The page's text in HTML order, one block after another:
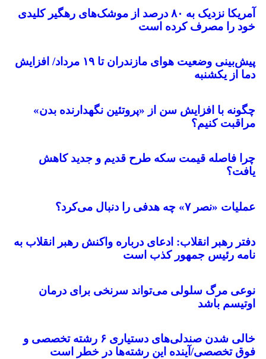
آمریکا نزدیک به ۸۰ درصد از موشک‌های رهگیر کلیدی
خود را مصرف کرده است
پیش‌بینی وضعیت هوای مازندران تا ۱۹ مرداد/ افزایش
دما از یکشنبه
چگونه با افزایش سن از «پروتئین نگهدارنده بدن»
مراقبت کنیم؟
چرا فاصله قیمت سکه طرح قدیم و جدید کاهش
یافت؟
عملیات «نصر ۷» چه هدفی را دنبال می‌کرد؟
دفتر رهبر انقلاب: ادعای درباره واکنش رهبر انقلاب به
نامه رئیس جمهور کذب است
نوعی مرگ سلولی می‌تواند سرنخی برای درمان
اوتیسم باشد
خالی شدن صندلی‌های دستیاری ۶ رشته تخصصی و
فوق تخصصی/آینده این رشته‌ها در خطر است